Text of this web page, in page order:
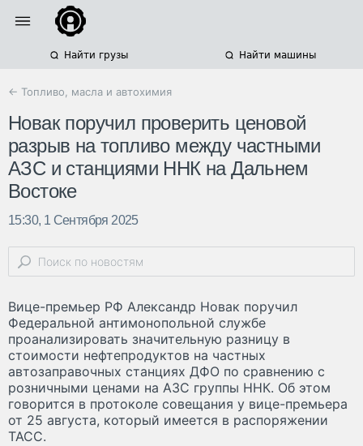
Найти грузы Найти машины
← Топливо, масла и автохимия
Новак поручил проверить ценовой
разрыв на топливо между частными
АЗС и станциями ННК на Дальнем
Востоке
15:30, 1 Сентября 2025
Вице-премьер РФ Александр Новак поручил
Федеральной антимонопольной службе
проанализировать значительную разницу в
стоимости нефтепродуктов на частных
автозаправочных станциях ДФО по сравнению с
розничными ценами на АЗС группы ННК. Об этом
говорится в протоколе совещания у вице-премьера
от 25 августа, который имеется в распоряжении
ТАСС.